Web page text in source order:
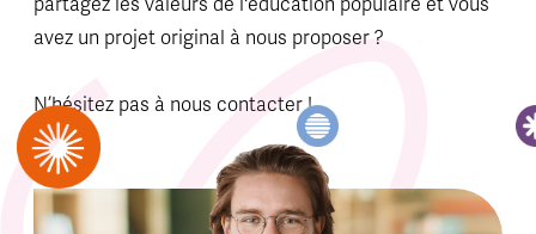
partagez les valeurs de l'éducation populaire et vous
avez un projet original à nous proposer ?
N’hésitez pas à nous contacter !